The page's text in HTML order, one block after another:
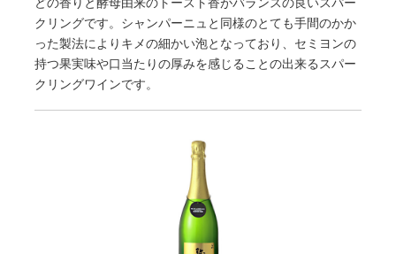
クリングです。シャンパーニュと同様のとても手間のかか
った製法によりキメの細かい泡となっており、セミヨンの
持つ果実味や口当たりの厚みを感じることの出来るスパー
クリングワインです。